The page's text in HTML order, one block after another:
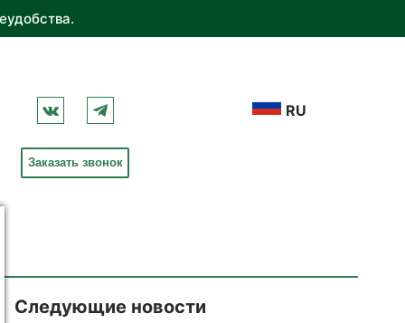
Заказать звонок
RU
Следующие новости